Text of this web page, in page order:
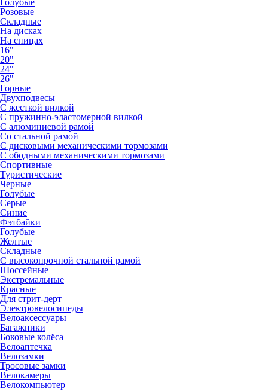
Голубые
Розовые
Складные
На дисках
На спицах
16"
20"
24"
26"
Горные
Двухподвесы
С жесткой вилкой
С пружинно-эластомерной вилкой
С алюминиевой рамой
Со стальной рамой
С дисковыми механическими тормозами
С ободными механическими тормозами
Спортивные
Туристические
Черные
Голубые
Серые
Синие
Фэтбайки
Голубые
Желтые
Складные
С высокопрочной стальной рамой
Шоссейные
Экстремальные
Красные
Для стрит-дерт
Электровелосипеды
Велоаксессуары
Багажники
Боковые колёса
Велоаптечка
Велозамки
Тросовые замки
Велокамеры
Велокомпьютер